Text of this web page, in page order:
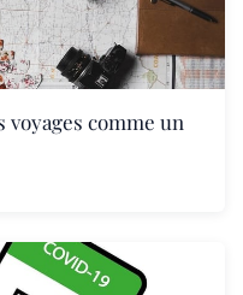
comme un